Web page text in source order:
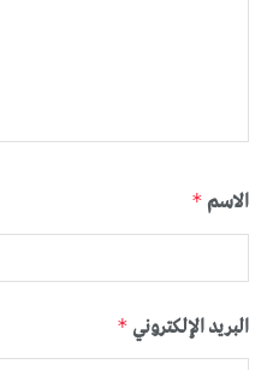
الاسم *
البريد الإلكتروني *